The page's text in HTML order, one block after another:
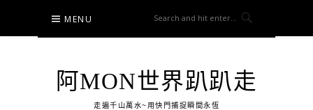
content
MENU
阿MON世界趴趴走
走遍千山萬水~用快門捕捉瞬間永恆